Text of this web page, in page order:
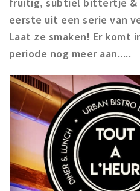
eerste uit een serie van
Laat ze smaken! Er komt
periode nog meer aan.....